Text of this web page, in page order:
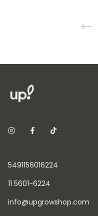
5491156016224
11 5601-6224
info@upgrowshop.com